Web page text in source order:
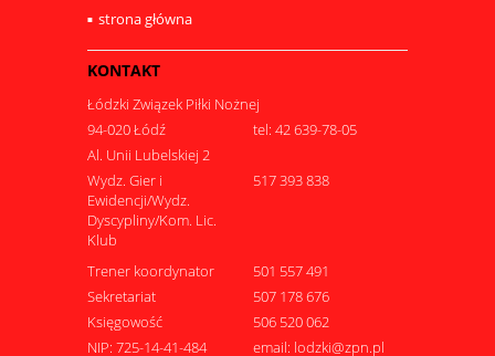
strona główna
KONTAKT
Łódzki Związek Piłki Nożnej
94-020 Łódź
tel: 42 639-78-05
Al. Unii Lubelskiej 2
Wydz. Gier i
Ewidencji/Wydz.
Dyscypliny/Kom. Lic.
Klub
517 393 838
Trener koordynator
501 557 491
Sekretariat
507 178 676
Księgowość
506 520 062
NIP: 725-14-41-484
email: lodzki@zpn.pl